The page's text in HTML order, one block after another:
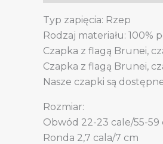
Typ zapięcia: Rzep
Rodzaj materiału: 100%
Czapka z flagą Brunei,
Czapka z flagą Brunei,
Nasze czapki są
Rozmiar:
Obwód 22-23 cale/55-59
Ronda 2,7 cala/7 cm